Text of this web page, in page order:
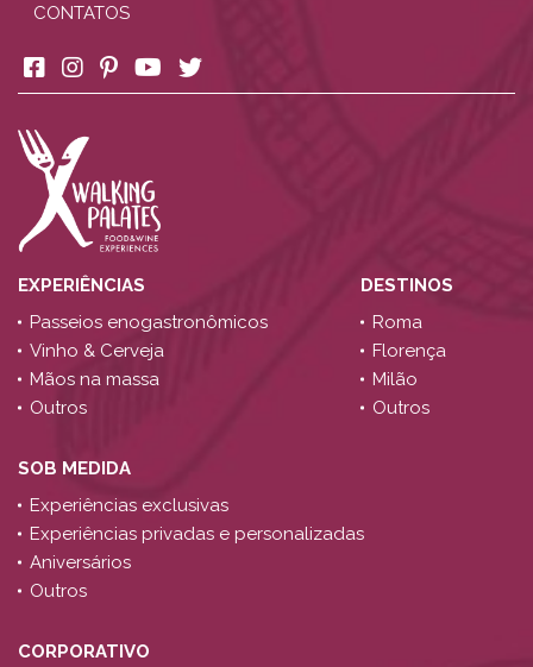
CONTATOS
EXPERIÊNCIAS
Passeios enogastronômicos
Vinho & Cerveja
Mãos na massa
Outros
DESTINOS
Roma
Florença
Milão
Outros
SOB MEDIDA
Experiências exclusivas
Experiências privadas e personalizadas
Aniversários
Outros
CORPORATIVO